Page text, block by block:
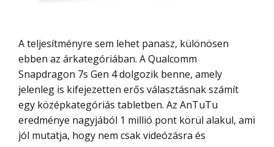
A teljesítményre sem lehet panasz, különösen
ebben az árkategóriában. A Qualcomm
Snapdragon 7s Gen 4 dolgozik benne, amely
jelenleg is kifejezetten erős választásnak számít
egy középkategóriás tabletben. Az AnTuTu
eredménye nagyjából 1 millió pont körül alakul, ami
jól mutatja, hogy nem csak videózásra és